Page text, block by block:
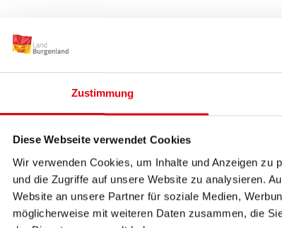
Zustimmung
Diese Webseite verwendet Cookies
Wir verwenden Cookies, um Inhalte und Anzeigen zu
und die Zugriffe auf unsere Website zu analysieren.
Website an unsere Partner für soziale Medien,
möglicherweise mit weiteren Daten zusammen, die
bestätigt
Weg
als Stütze und stärkender